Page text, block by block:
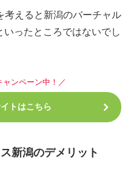
考えると新潟のバーチャル
ったところではないでし
ンペーン中！／
トはこちら
新潟のデメリット